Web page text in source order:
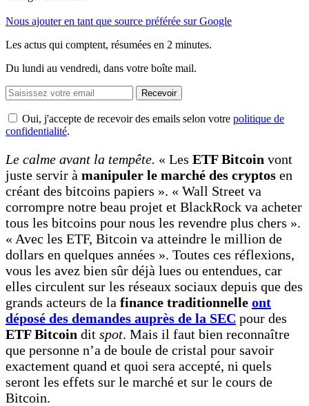
Nous ajouter en tant que source préférée sur Google
Les actus qui comptent, résumées en 2 minutes.
Du lundi au vendredi, dans votre boîte mail.
Recevoir
Oui, j'accepte de recevoir des emails selon votre politique de
confidentialité.
Le calme avant la tempête. « Les ETF Bitcoin vont
juste servir à manipuler le marché des cryptos en
créant des bitcoins papiers ». « Wall Street va
corrompre notre beau projet et BlackRock va acheter
tous les bitcoins pour nous les revendre plus chers ».
« Avec les ETF, Bitcoin va atteindre le million de
dollars en quelques années ». Toutes ces réflexions,
vous les avez bien sûr déjà lues ou entendues, car
elles circulent sur les réseaux sociaux depuis que des
grands acteurs de la finance traditionnelle ont
déposé des demandes auprès de la SEC pour des
ETF Bitcoin dit spot. Mais il faut bien reconnaître
que personne n’a de boule de cristal pour savoir
exactement quand et quoi sera accepté, ni quels
seront les effets sur le marché et sur le cours de
Bitcoin.